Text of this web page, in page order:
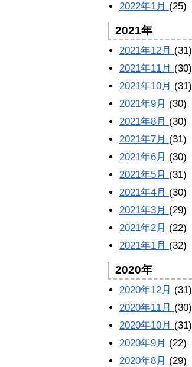
2022年1月 (25)
2021年
2021年12月 (31)
2021年11月 (30)
2021年10月 (31)
2021年9月 (30)
2021年8月 (30)
2021年7月 (31)
2021年6月 (30)
2021年5月 (31)
2021年4月 (30)
2021年3月 (29)
2021年2月 (22)
2021年1月 (32)
2020年
2020年12月 (31)
2020年11月 (30)
2020年10月 (31)
2020年9月 (22)
2020年8月 (29)